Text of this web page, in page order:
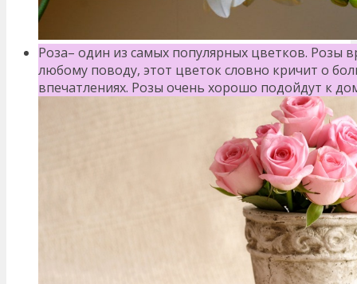
Роза– один из самых популярных цветков. Розы
любому поводу, этот цветок словно кричит о
впечатлениях. Розы очень хорошо подойдут к